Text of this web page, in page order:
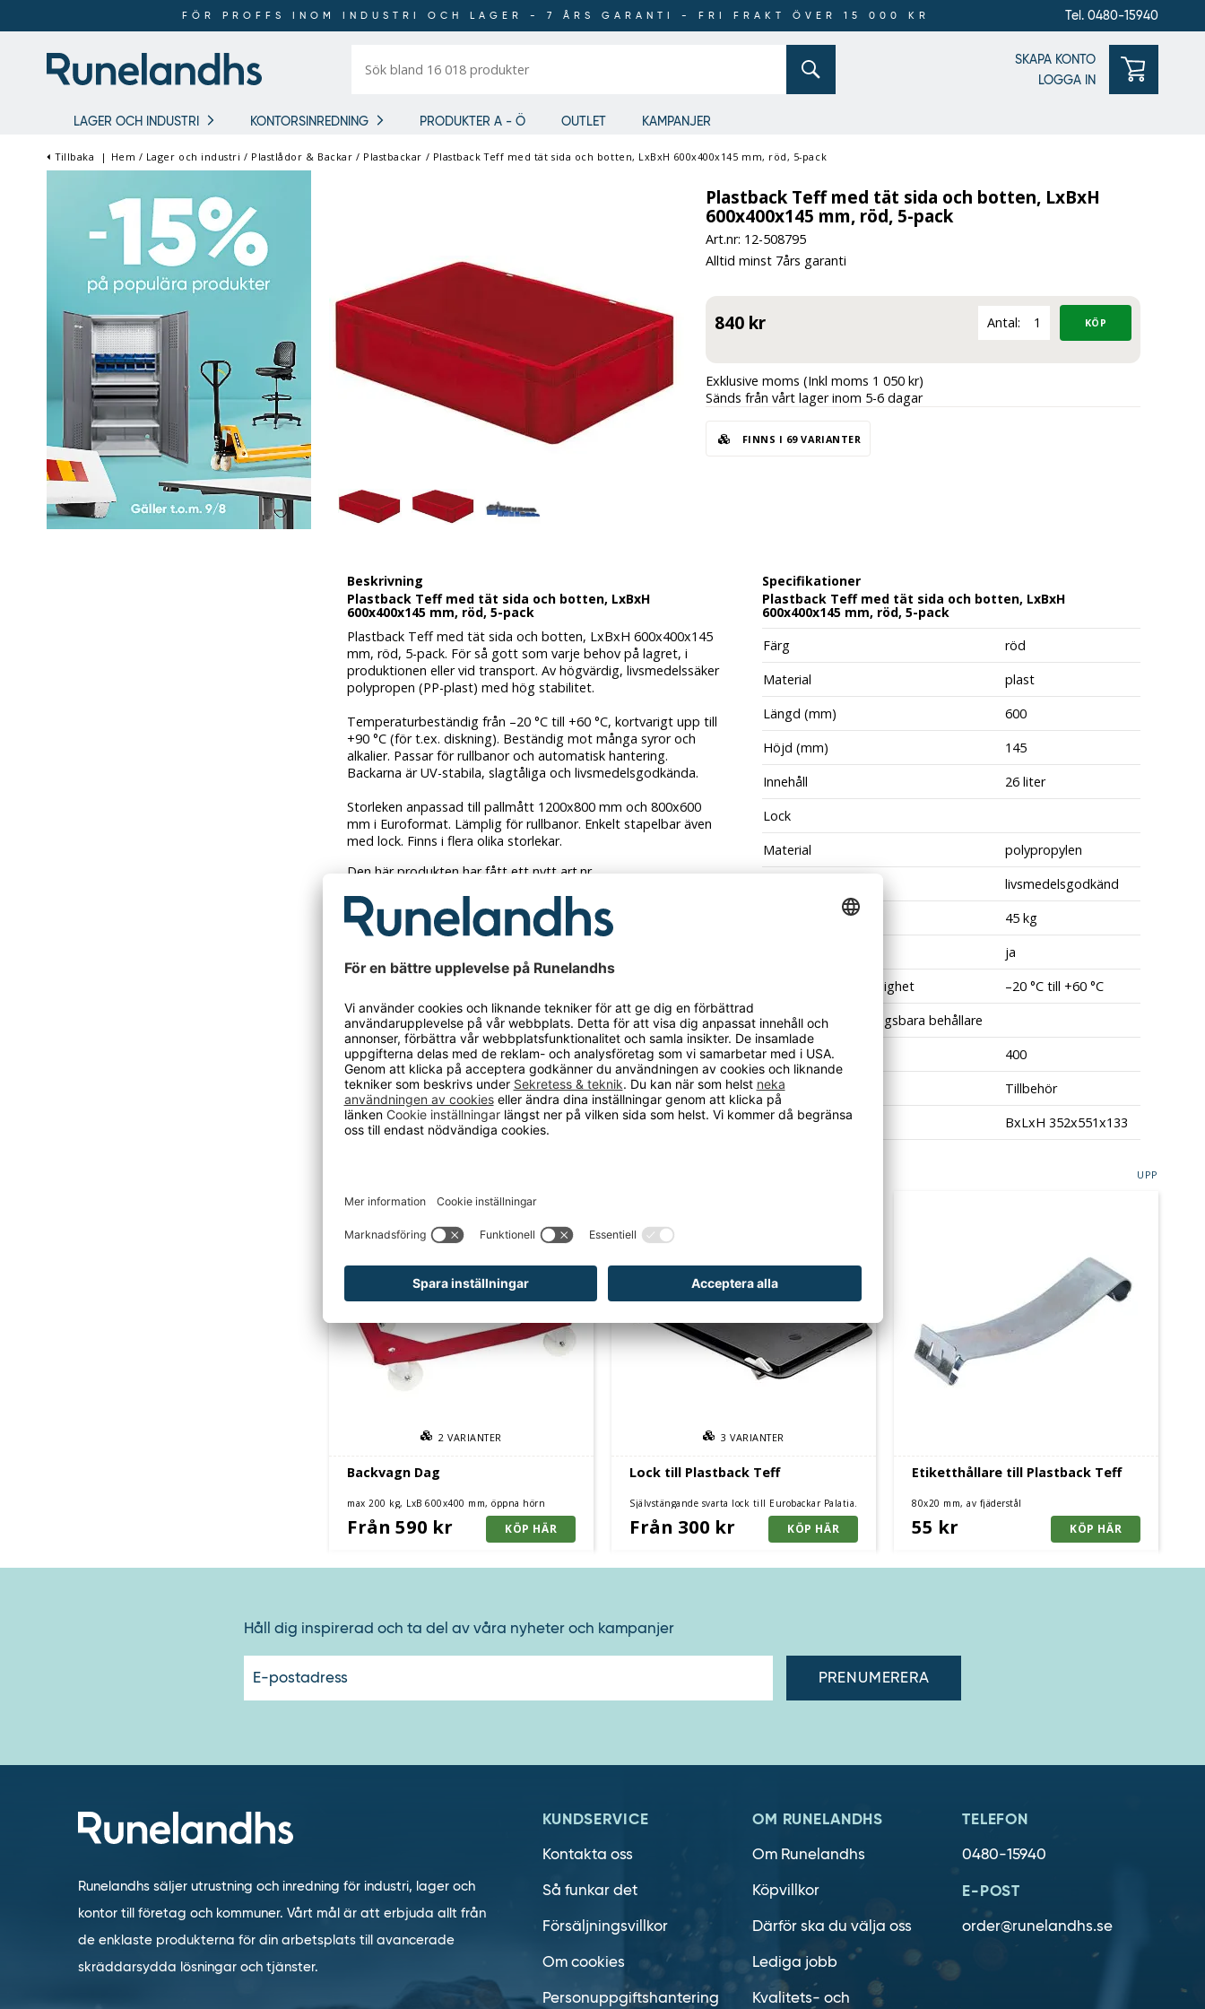
FÖR PROFFS INOM INDUSTRI OCH LAGER - 7 ÅRS GARANTI - FRI FRAKT ÖVER 15 000 KR Tel. 0480-15940
bland
SKAPA KONTO
LOGGA IN
LAGER OCH INDUSTRI KONTORSINREDNING PRODUKTER A - Ö OUTLET KAMPANJER
FÖR PROFFS INOM
INDUSTRI OCH LAGER
Tillbaka | Hem / Lager och industri / Plastlådor & Backar / Plastbackar / Plastback Teff med tät sida och botten, LxBxH 600x400x145 mm, röd, 5-pack
Plastback Teff med tät sida och botten, LxBxH
600x400x145 mm, röd, 5-pack
Art.nr: 12-508795
Alltid minst 7års garanti
840 kr Antal:
Exklusive moms (Inkl moms 1 050 kr)
Sänds från vårt lager inom 5-6 dagar
FINNS I 69 VARIANTER
Beskrivning
Plastback Teff med tät sida och botten, LxBxH
600x400x145 mm, röd, 5-pack
Plastback Teff med tät sida och botten, LxBxH 600x400x145
mm, röd, 5-pack. För så gott som varje behov på lagret, i
produktionen eller vid transport. Av högvärdig, livsmedelssäker
polypropen (PP-plast) med hög stabilitet.
Temperaturbeständig från –20 °C till +60 °C, kortvarigt upp till
+90 °C (för t.ex. diskning). Beständig mot många syror och
alkalier. Passar för rullbanor och automatisk hantering.
Backarna är UV-stabila, slagtåliga och livsmedelsgodkända.
Storleken anpassad till pallmått 1200x800 mm och 800x600
mm i Euroformat. Lämplig för rullbanor. Enkelt stapelbar även
med lock. Finns i flera olika storlekar.
Den här produkten har fått ett nytt art.nr.
Specifikationer
Plastback Teff med tät sida och botten, LxBxH
600x400x145 mm, röd, 5-pack
Färg
röd
Material
plast
Längd (mm)
600
Höjd (mm)
145
Innehåll
26 liter
Lock
Material
polypropylen
livsmedelsgodkänd
45 kg
ja
Temperaturbeständighet
–20 °C till +60 °C
Utförande av staplingsbara behållare
Bredd (mm)
400
Utförande
Tillbehör
Innermått
BxLxH 352x551x133
UPP
Backvagn Dag
max 200 kg, LxB 600x400 mm, öppna hörn
2VARIANTER
Från 590 kr
Lock till Plastback Teff
Självstängande svarta lock till Eurobackar Palatia.
Säljs i 5-pack, finns i flera olika storlekar.
3VARIANTER
Från 300 kr
Etiketthållare till Plastback Teff
80x20 mm, av fjäderstål
55 kr
Håll dig inspirerad och ta del av våra nyheter och kampanjer
postadress"
Runelandhs säljer utrustning och inredning för industri, lager och
kontor till företag och kommuner. Vårt mål är att erbjuda allt från
de enklaste produkterna för din arbetsplats till avancerade
skräddarsydda lösningar och tjänster.
KUNDSERVICE
Kontakta oss
Så funkar det
Försäljningsvillkor
Om cookies
Personuppgiftshantering
OM RUNELANDHS
Om Runelandhs
Köpvillkor
Därför ska du välja oss
Lediga jobb
Kvalitets- och
TELEFON
0480-15940
E-POST
order@runelandhs.se